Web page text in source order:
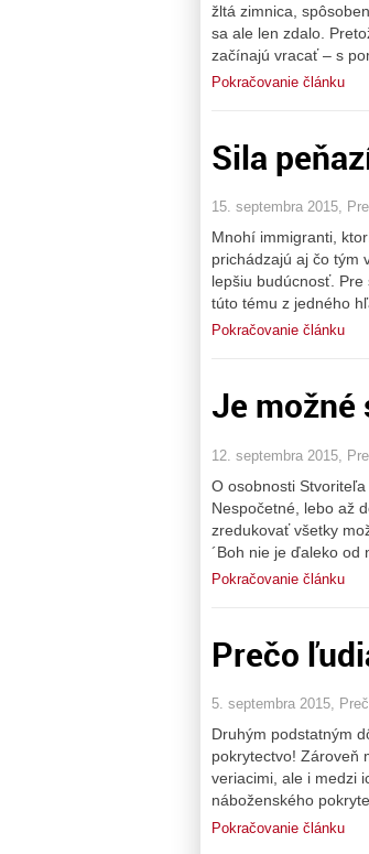
žltá zimnica,
sa ale len zdalo.
začínajú vracať – s
Pokračovanie článku
Sila
15. septembra 2015,
Mnohí immigranti,
prichádzajú aj čo tým
lepšiu budúcnosť.
túto tému z jedného
Pokračovanie článku
Je možné
12. septembra 2015,
O osobnosti
Nespočetné, lebo až
zredukovať všetky
´Boh nie je ďaleko
Pokračovanie článku
Prečo
5. septembra 2015,
Druhým podstatným
pokrytectvo! Zároveň
veriacimi, ale i medzi
náboženského
Pokračovanie článku